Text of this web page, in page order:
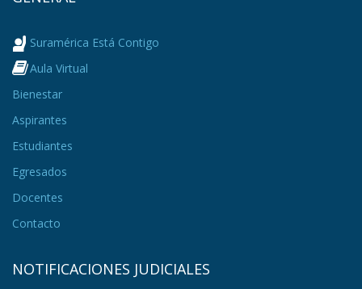
Suramérica Está Contigo
Aula Virtual
Bienestar
Aspirantes
Estudiantes
Egresados
Docentes
Contacto
NOTIFICACIONES JUDICIALES